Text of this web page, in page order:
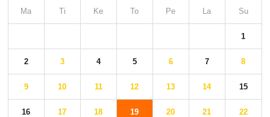
Ma Ti Ke To Pe La Su
1
2 3 4 5 6 7 8
9 10 11 12 13 14 15
16 17 18 19 20 21 22